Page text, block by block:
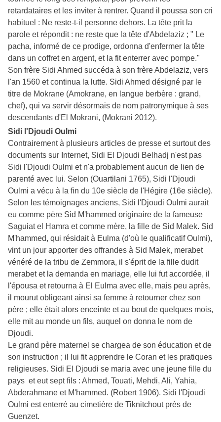
retardataires et les inviter à rentrer. Quand il poussa son cri
habituel : Ne reste-t-il personne dehors. La tête prit la
parole et répondit : ne reste que la tête d'Abdelaziz ; " Le
pacha, informé de ce prodige, ordonna d'enfermer la tête
dans un coffret en argent, et la fit enterrer avec pompe."
Son frère Sidi Ahmed succéda à son frère Abdelaziz, vers
l'an 1560 et continua la lutte. Sidi Ahmed désigné par le
titre de Mokrane (Amokrane, en langue berbère : grand,
chef), qui va servir désormais de nom patronymique à ses
descendants d'El Mokrani, (Mokrani 2012).
Sidi l'Djoudi Oulmi
Contrairement à plusieurs articles de presse et surtout des
documents sur Internet, Sidi El Djoudi Belhadj n'est pas
Sidi l'Djoudi Oulmi et n'a probablement aucun de lien de
parenté avec lui. Selon (Ouartilani 1765), Sidi l'Djoudi
Oulmi a vécu à la fin du 10e siècle de l'Hégire (16e siècle).
Selon les témoignages anciens, Sidi l'Djoudi Oulmi aurait
eu comme père Sid M'hammed originaire de la fameuse
Saguiat el Hamra et comme mère, la fille de Sid Malek. Sid
M'hammed, qui résidait à Eulma (d'où le qualificatif Oulmi),
vint un jour apporter des offrandes à Sid Malek, merabet
vénéré de la tribu de Zemmora, il s'éprit de la fille dudit
merabet et la demanda en mariage, elle lui fut accordée, il
l'épousa et retourna à El Eulma avec elle, mais peu après,
il mourut obligeant ainsi sa femme à retourner chez son
père ; elle était alors enceinte et au bout de quelques mois,
elle mit au monde un fils, auquel on donna le nom de
Djoudi.
Le grand père maternel se chargea de son éducation et de
son instruction ; il lui fit apprendre le Coran et les pratiques
religieuses. Sidi El Djoudi se maria avec une jeune fille du
pays et eut sept fils : Ahmed, Touati, Mehdi, Ali, Yahia,
Abderahmane et M'hammed. (Robert 1906). Sidi l'Djoudi
Oulmi est enterré au cimetière de Tiknitchout près de
Guenzet.